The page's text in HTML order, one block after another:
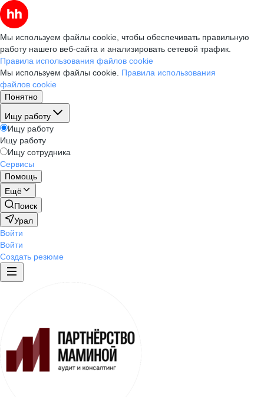
Мы используем файлы cookie, чтобы обеспечивать правильную
работу нашего веб-сайта и анализировать сетевой трафик.
Правила использования файлов cookie
Мы используем файлы cookie. Правила использования
файлов cookie
Понятно
Ищу работу
Ищу работу
Ищу работу
Ищу сотрудника
Сервисы
Помощь
Ещё
Поиск
Урал
Войти
Войти
Создать резюме